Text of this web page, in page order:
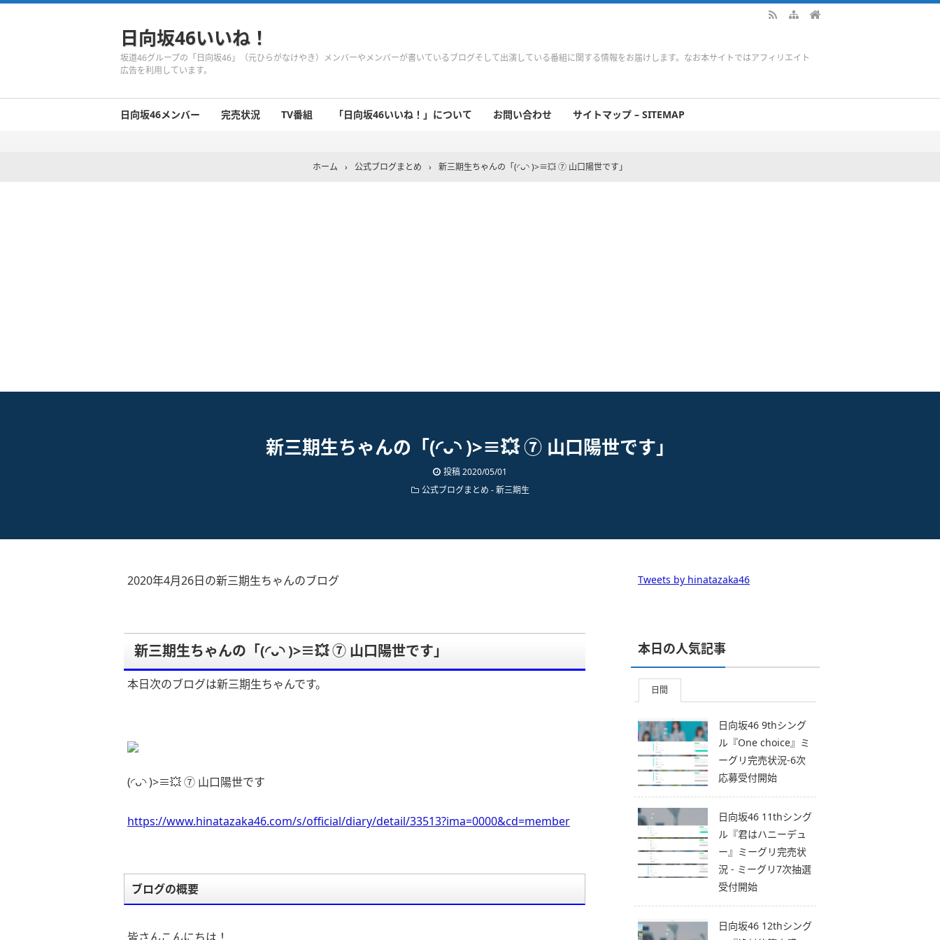
日向坂46いいね！
坂道46グループの「日向坂46」（元ひらがなけやき）メンバーやメンバーが書いているブログそして出演している番組に関する情報をお届けします。なお本サイトではアフィリエイト
広告を利用しています。
日向坂46メンバー 完売状況 TV番組 「日向坂46いいね！」について お問い合わせ サイトマップ – SITEMAP
ホーム › 公式ブログまとめ › 新三期生ちゃんの「(◜ᴗ◝ )>≡💥 ⑦ 山口陽世です」
新三期生ちゃんの「(◜ᴗ◝ )>≡💥 ⑦ 山口陽世です」
投稿2020/05/01
公式ブログまとめ -新三期生
2020年4月26日の新三期生ちゃんのブログ
新三期生ちゃんの「(◜ᴗ◝ )>≡💥 ⑦ 山口陽世です」
本日次のブログは新三期生ちゃんです。
(◜ᴗ◝ )>≡💥 ⑦ 山口陽世です
https://www.hinatazaka46.com/s/official/diary/detail/33513?ima=0000&cd=member
ブログの概要
Tweets by hinatazaka46
本日の人気記事
日間
日向坂46 9thシング
ル『One choice』ミ
ーグリ完売状況-6次
応募受付開始
日向坂46 11thシング
ル『君はハニーデュ
ー』ミーグリ完売状
況 - ミーグリ7次抽選
受付開始
日向坂46 12thシング